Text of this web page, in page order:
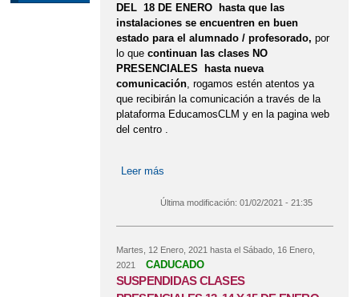
ORIENTACIÓN PARA LA EVAU
VÍDEO PRESENTACIÓN DE NUESTRAS
VÍDEO TUTORIAL PROCESO SOLICITUD
ADMISIÓN DEL ALUMNADO A TRAVÉS DE
DEL 18 DE ENERO hasta que las
instalaciones se encuentren en buen
estado para el alumnado / profesorado, por
lo que continuan las clases NO
PRESENCIALES hasta nueva
comunicación, rogamos estén atentos ya
que recibirán la comunicación a través de la
plataforma EducamosCLM y en la pagina web
del centro .
Leer más
18 HASTA QUE SE GARANTICE EL
Última modificación: 01/02/2021 - 21:35
Martes, 12 Enero, 2021 hasta el Sábado, 16 Enero,
2021
CADUCADO
SUSPENDIDAS CLASES